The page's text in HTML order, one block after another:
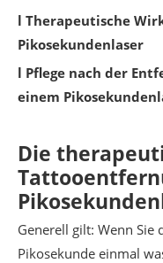
l Therapeutische
Pikosekundenlaser
l Pflege nach der
einem
Die
Generell gilt: Wenn Sie
Pikosekunde einmal